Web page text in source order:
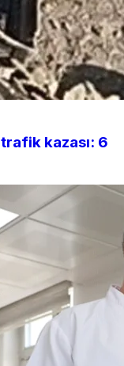
kazası: 6